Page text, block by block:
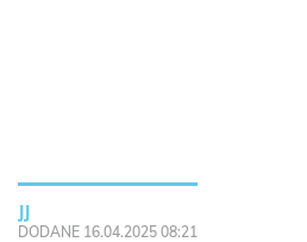
JJ
DODANE 16.04.2025 08:21